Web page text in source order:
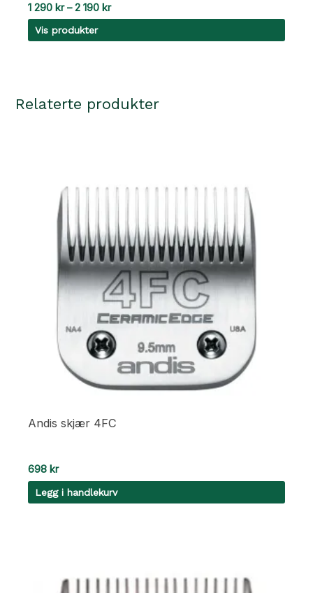
1 290 kr – 2 190 krPrisområde:
1
til
Vis produkter
Relaterte produkter
Andis skjær 4FC
698 kr
Legg i handlekurv